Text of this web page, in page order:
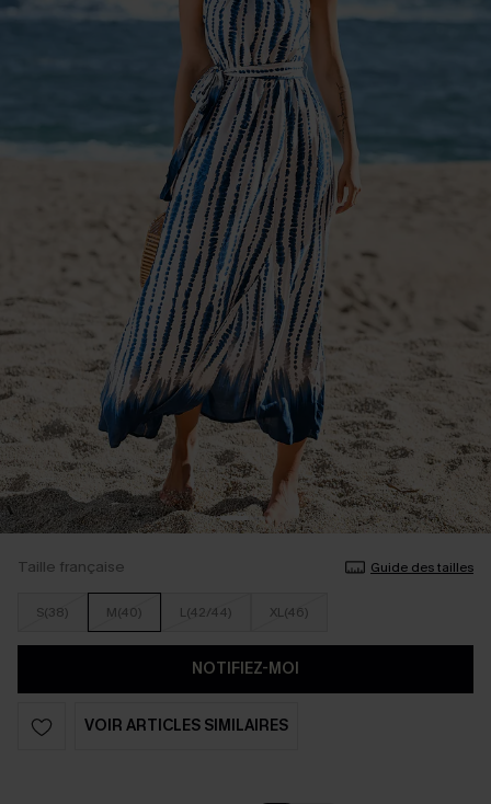
Taille française Guide des tailles
S(38) M(40) L(42/44) XL(46)
NOTIFIEZ-MOI
VOIR ARTICLES SIMILAIRES